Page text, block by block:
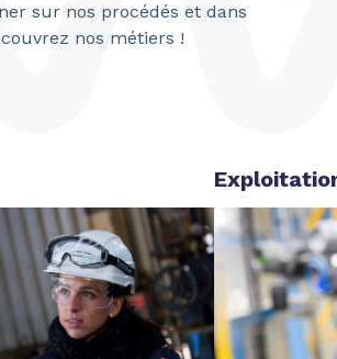
sur nos procédés et dans
nos métiers !